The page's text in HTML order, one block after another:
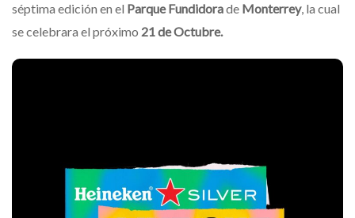
séptima edición en el Parque Fundidorade Monterrey, la cual
se celebrara el próximo 21 de Octubre.